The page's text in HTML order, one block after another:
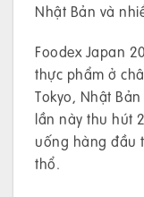
Nhật Bản và
Foodex Japan
thực phẩm ở
Tokyo, Nhật
lần này thu hút
uống hàng đầu
thổ.